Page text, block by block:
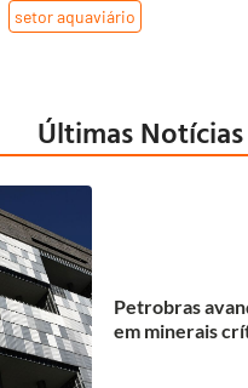
setor aquaviário
Últimas Notícias
Petrobras
em minerais